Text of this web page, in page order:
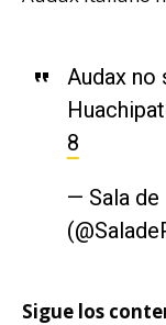
Audax no
8
— Sala de
Sigue los